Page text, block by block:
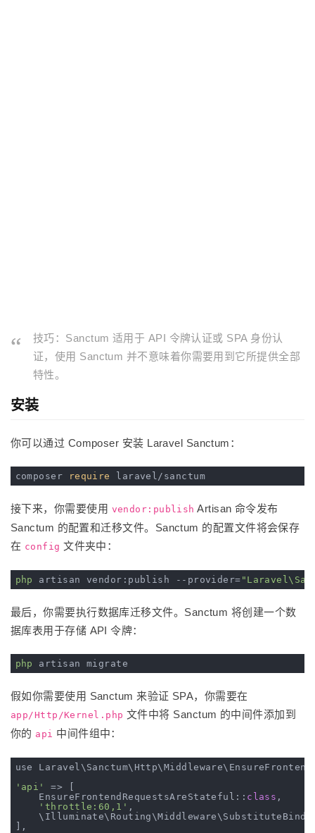
技巧：Sanctum 适用于 API 令牌认证或 SPA 身份认
证，使用 Sanctum 并不意味着你需要用到它所提供全部
特性。
安装
你可以通过 Composer 安装 Laravel Sanctum：
composer require laravel/sanctum
接下来，你需要使用 vendor:publish Artisan 命令发布
Sanctum 的配置和迁移文件。Sanctum 的配置文件将会保存
在 config 文件夹中：
php artisan vendor:publish --provider=
最后，你需要执行数据库迁移文件。Sanctum 将创建一个数
据库表用于存储 API 令牌：
php
假如你需要使用 Sanctum 来验证 SPA，你需要在
app/Http/Kernel.php 文件中将 Sanctum 的中间件添加到
你的 api 中间件组中：
use
'api'
=> [
    EnsureFrontendRequestsAreStateful::
class ,
'throttle:60,1' ,